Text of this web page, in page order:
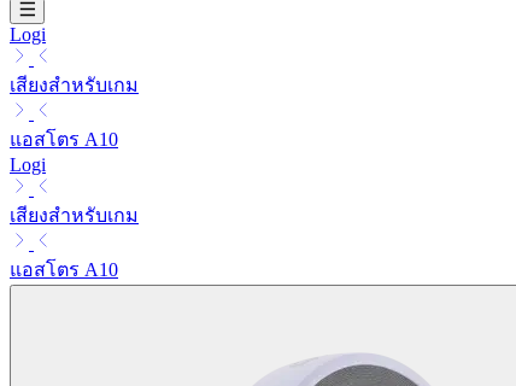
Logi
เสียงสำหรับเกม
แอสโตร A10
Logi
เสียงสำหรับเกม
แอสโตร A10